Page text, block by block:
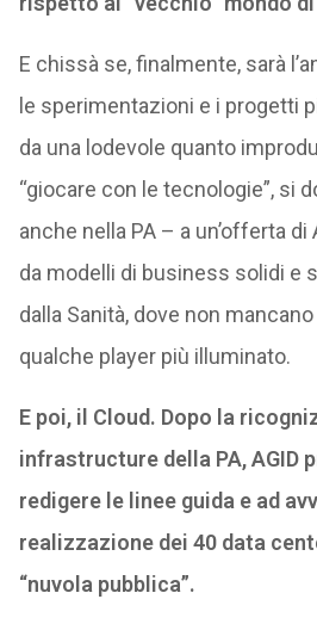
E chissà se, finalmente, sarà
le sperimentazioni e i progetti
da una lodevole quanto
“giocare con le tecnologie”, si
anche nella PA – a un’offerta
da modelli di business solidi e
dalla Sanità, dove non
qualche player più illuminato.
E poi, il Cloud. Dopo la
infrastructure della PA, AGID
redigere le linee guida e ad
realizzazione dei 40 data
“nuvola pubblica”.